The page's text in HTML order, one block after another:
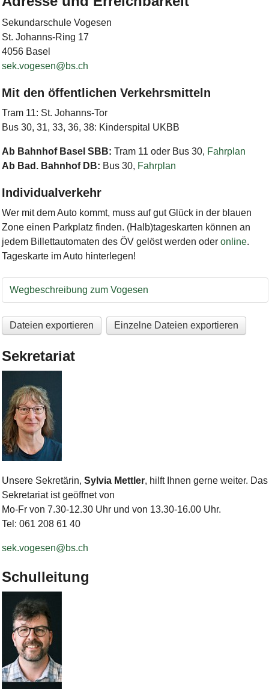
Sekundarschule Vogesen
St. Johanns-Ring 17
4056 Basel
sek.vogesen@bs.ch
Mit den öffentlichen Verkehrsmitteln
Tram 11: St. Johanns-Tor
Bus 30, 31, 33, 36, 38: Kinderspital UKBB
Ab Bahnhof Basel SBB: Tram 11 oder Bus 30, Fahrplan
Ab Bad. Bahnhof DB: Bus 30, Fahrplan
Individualverkehr
Wer mit dem Auto kommt, muss auf gut Glück in der blauen
Zone einen Parkplatz finden. (Halb)tageskarten können an
jedem Billettautomaten des ÖV gelöst werden oder online.
Tageskarte im Auto hinterlegen!
Wegbeschreibung
Wegbeschreibung zum Vogesen
Dateien exportieren Einzelne Dateien exportieren
Sekretariat
Unsere Sekretärin, Sylvia Mettler, hilft Ihnen gerne weiter. Das
Sekretariat ist geöffnet von
Mo-Fr von 7.30-12.30 Uhr und von 13.30-16.00 Uhr.
Tel: 061 208 61 40
sek.vogesen@bs.ch
Schulleitung